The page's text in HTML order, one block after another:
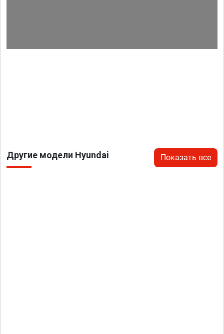
Другие модели Hyundai Показать все